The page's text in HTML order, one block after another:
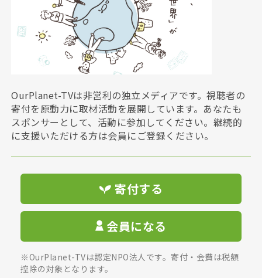
OurPlanet-TVは非営利の独立メディアです。視聴者の
寄付を原動力に取材活動を展開しています。あなたも
スポンサーとして、活動に参加してください。継続的
に支援いただける方は会員にご登録ください。
寄付する
会員になる
※OurPlanet-TVは認定NPO法人です。寄付・会費は税額
控除の対象となります。